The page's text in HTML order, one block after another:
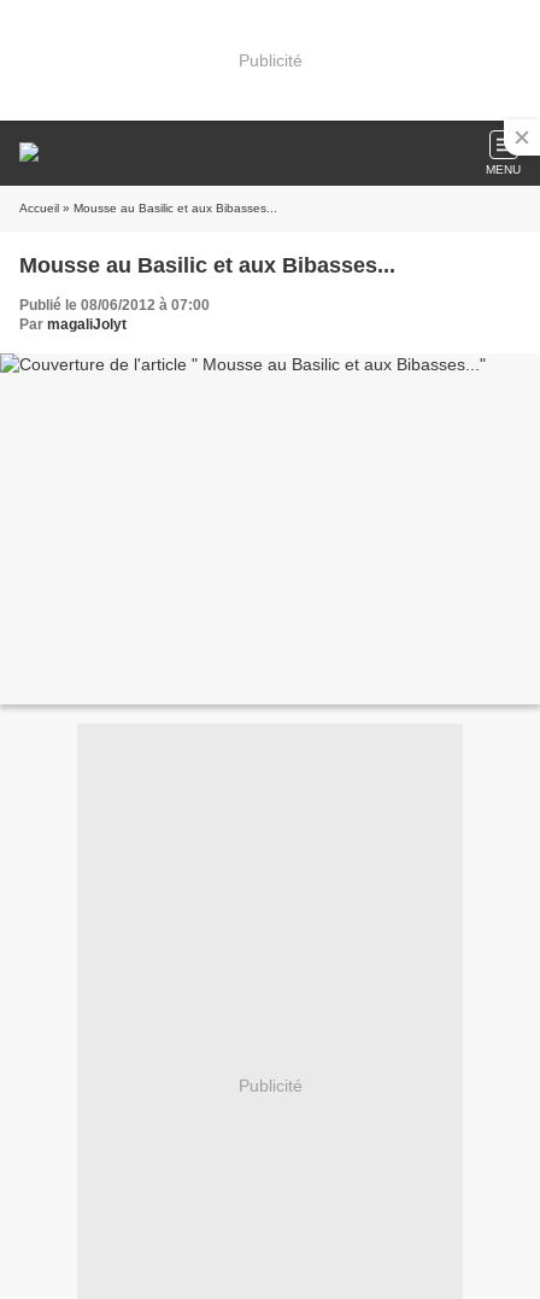
Publicité
MENU
Accueil » Mousse au Basilic et aux Bibasses...
Mousse au Basilic et aux Bibasses...
Publié le 08/06/2012 à 07:00
Par magaliJolyt
Publicité